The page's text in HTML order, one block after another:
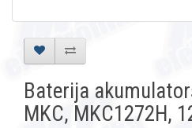
Baterija
MKC, MKC1272H,